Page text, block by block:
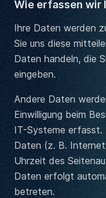
Wie erfassen wir
Ihre Daten werden
Sie uns diese
Daten handeln, die
eingeben.
Andere Daten
Einwilligung beim
IT-Systeme erfasst.
Daten (z. B.
Uhrzeit des
Daten erfolgt
betreten.